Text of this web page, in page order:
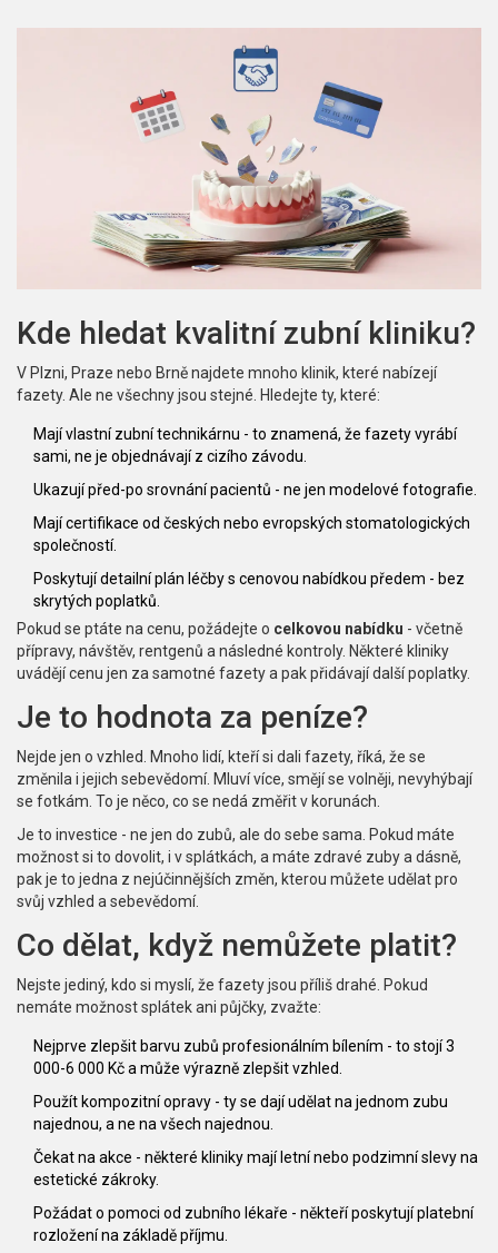
Kde hledat kvalitní zubní kliniku?
V Plzni, Praze nebo Brně najdete mnoho klinik, které nabízejí
fazety. Ale ne všechny jsou stejné. Hledejte ty, které:
Mají vlastní zubní technikárnu - to znamená, že fazety vyrábí
sami, ne je objednávají z cizího závodu.
Ukazují před-po srovnání pacientů - ne jen modelové fotografie.
Mají certifikace od českých nebo evropských stomatologických
společností.
Poskytují detailní plán léčby s cenovou nabídkou předem - bez
skrytých poplatků.
Pokud se ptáte na cenu, požádejte o celkovou nabídku - včetně
přípravy, návštěv, rentgenů a následné kontroly. Některé kliniky
uvádějí cenu jen za samotné fazety a pak přidávají další poplatky.
Je to hodnota za peníze?
Nejde jen o vzhled. Mnoho lidí, kteří si dali fazety, říká, že se
změnila i jejich sebevědomí. Mluví více, smějí se volněji, nevyhýbají
se fotkám. To je něco, co se nedá změřit v korunách.
Je to investice - ne jen do zubů, ale do sebe sama. Pokud máte
možnost si to dovolit, i v splátkách, a máte zdravé zuby a dásně,
pak je to jedna z nejúčinnějších změn, kterou můžete udělat pro
svůj vzhled a sebevědomí.
Co dělat, když nemůžete platit?
Nejste jediný, kdo si myslí, že fazety jsou příliš drahé. Pokud
nemáte možnost splátek ani půjčky, zvažte:
Nejprve zlepšit barvu zubů profesionálním bílením - to stojí 3
000-6 000 Kč a může výrazně zlepšit vzhled.
Použít kompozitní opravy - ty se dají udělat na jednom zubu
najednou, a ne na všech najednou.
Čekat na akce - některé kliniky mají letní nebo podzimní slevy na
estetické zákroky.
Požádat o pomoci od zubního lékaře - někteří poskytují platební
rozložení na základě příjmu.